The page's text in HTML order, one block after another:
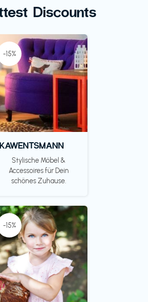
Discounts
-15%
KAWENTSMANN
Stylische Möbel &
Accessoires für Dein
schönes Zuhause.
-15%